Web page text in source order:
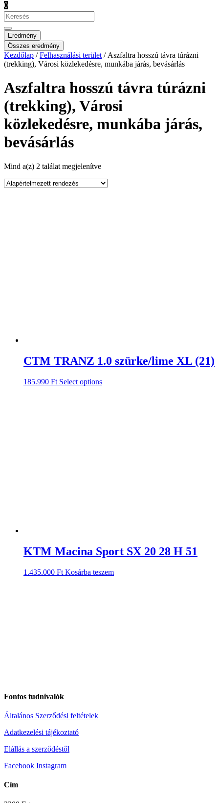
0
Search
...
Eredmény
Összes eredmény
Kezdőlap /Felhasználási terület / Aszfaltra hosszú távra túrázni
(trekking), Városi közlekedésre, munkába járás, bevásárlás
Aszfaltra hosszú távra túrázni
(trekking), Városi
közlekedésre, munkába járás,
bevásárlás
Mind a(z) 2 találat megjelenítve
CTM TRANZ 1.0 szürke/lime XL (21)
185.990 Ft Select options
KTM Macina Sport SX 20 28 H 51
1.435.000 Ft Kosárba teszem
Fontos tudnivalók
Általános Szerződési feltételek
Adatkezelési tájékoztató
Elállás a szerződéstől
Facebook Instagram
Cím